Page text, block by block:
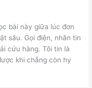
bài này giữa lúc đơn
sâu. Gọi điện, nhắn tin
cứu hàng. Tôi tin là
khi chẳng còn hy